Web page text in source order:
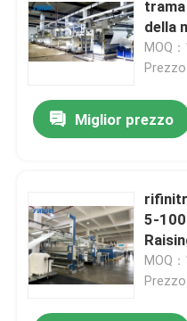
della
di
MOQ
Prezzo
Miglior prezzo
5-
MOQ
Prezzo